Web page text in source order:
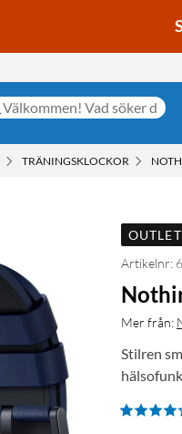
TRÄNINGSKLOCKOR
OUTLET
Artikelnr:
Mer från:
Stilren